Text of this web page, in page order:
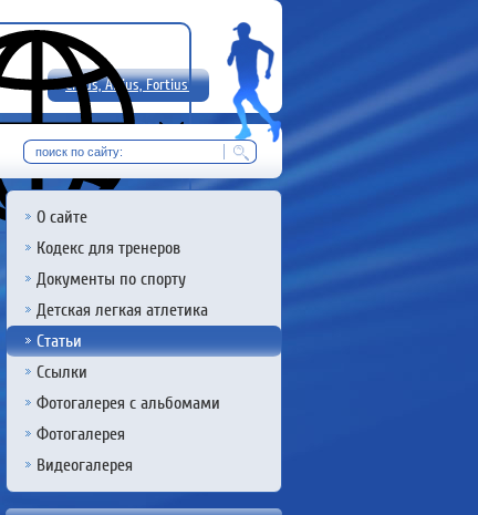
Citius, Altius, Fortius!
RU
О сайте
Кодекс для тренеров
Документы по спорту
Детская легкая атлетика
Статьи
Ссылки
Фотогалерея с альбомами
Фотогалерея
Видеогалерея